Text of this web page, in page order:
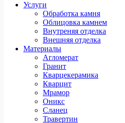
Услуги
Обработка камня
Облицовка камнем
Внутреняя отделка
Внешняя отделка
Материалы
Агломерат
Гранит
Кварцекерамика
Кварцит
Мрамор
Оникс
Сланец
Травертин